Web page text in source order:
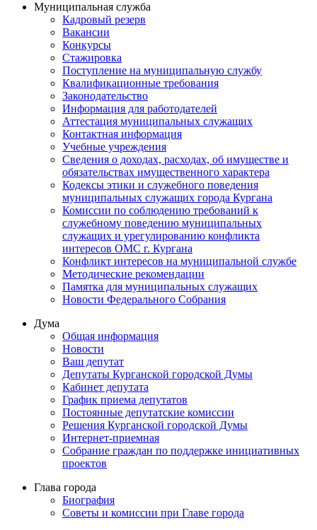
Муниципальная служба
Кадровый резерв
Вакансии
Конкурсы
Стажировка
Поступление на муниципальную службу
Квалификационные требования
Законодательство
Информация для работодателей
Аттестация муниципальных служащих
Контактная информация
Учебные учреждения
Сведения о доходах, расходах, об имуществе и
обязательствах имущественного характера
Кодексы этики и служебного поведения
муниципальных служащих города Кургана
Комиссии по соблюдению требований к
служебному поведению муниципальных
служащих и урегулированию конфликта
интересов ОМС г. Кургана
Конфликт интересов на муниципальной службе
Методические рекомендации
Памятка для муниципальных служащих
Новости Федерального Cобрания
Дума
Общая информация
Новости
Ваш депутат
Депутаты Курганской городской Думы
Кабинет депутата
График приема депутатов
Постоянные депутатские комиссии
Решения Курганской городской Думы
Интернет-приемная
Собрание граждан по поддержке инициативных
проектов
Глава города
Биография
Советы и комиссии при Главе города